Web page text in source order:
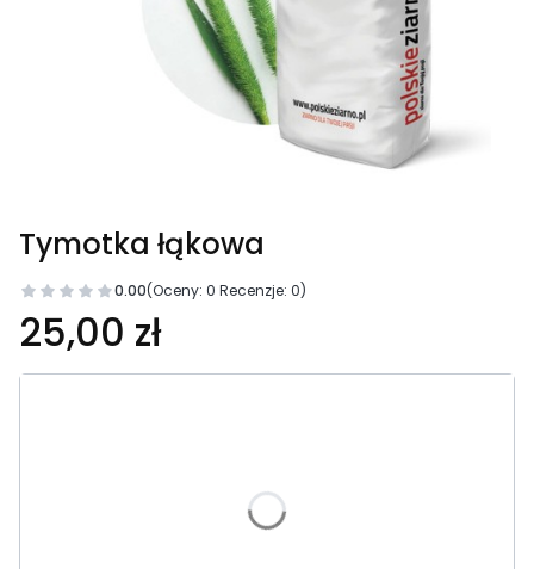
Tymotka łąkowa
0.00(Oceny: 0 Recenzje: 0)
25,00 zł